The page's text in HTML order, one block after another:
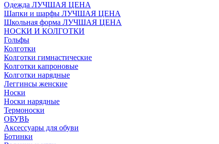
Одежда ЛУЧШАЯ ЦЕНА
Шапки и шарфы ЛУЧШАЯ ЦЕНА
Школьная форма ЛУЧШАЯ ЦЕНА
НОСКИ И КОЛГОТКИ
Гольфы
Колготки
Колготки гимнастические
Колготки капроновые
Колготки нарядные
Леггинсы женские
Носки
Носки нарядные
Термоноски
ОБУВЬ
Аксессуары для обуви
Ботинки